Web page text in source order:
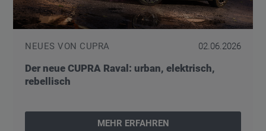
NEUES VON CUPRA 02.06.2026
Der neue CUPRA Raval: urban, elektrisch,
rebellisch
MEHR ERFAHREN